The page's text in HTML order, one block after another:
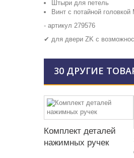
Штыри для петель
Винт с потайной головкой
- артикул 279576
✔ для двери ZK с
30 ДРУГИЕ
Комплект деталей
нажимных ручек